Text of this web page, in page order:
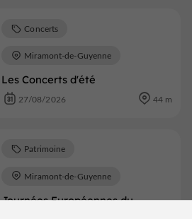
Les Concerts d'été
Concerts
Miramont-de-Guyenne
27/08/2026 44 m
Journées Européennes du
Patrimoine
Miramont-de-Guyenne